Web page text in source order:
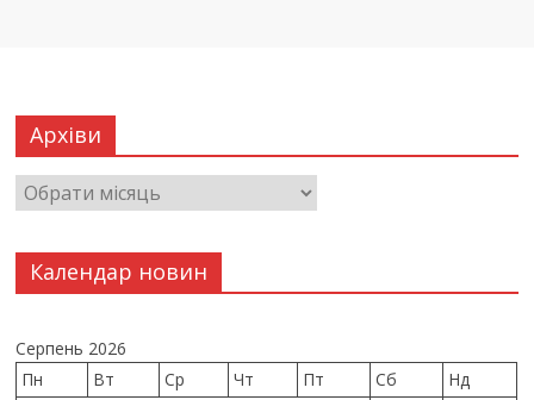
Архіви
Календар новин
Серпень 2026
Пн
Вт Ср Чт Пт Сб
Нд